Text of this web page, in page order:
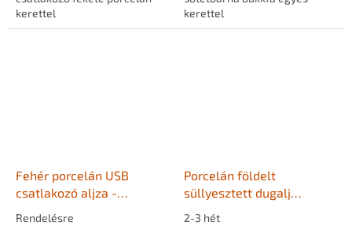
kerettel
kerettel
Fehér porcelán USB
csatlakozó aljza -
Rendelésre
Porcelán földelt
süllyesztett dugalj
2-3 hét